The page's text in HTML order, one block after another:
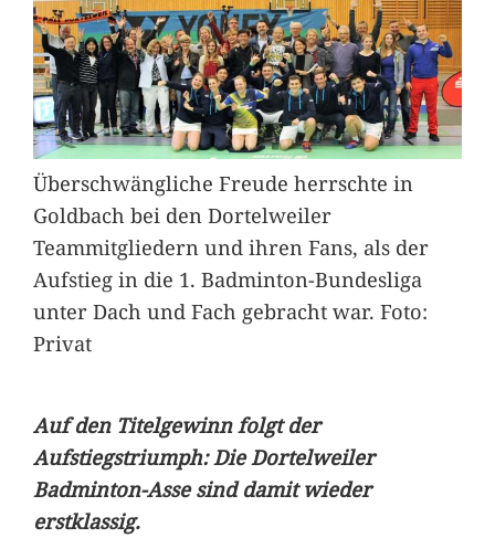
Überschwängliche Freude herrschte in
Goldbach bei den Dortelweiler
Teammitgliedern und ihren Fans, als der
Aufstieg in die 1. Badminton-Bundesliga
unter Dach und Fach gebracht war. Foto:
Privat
Auf den Titelgewinn folgt der
Aufstiegstriumph: Die Dortelweiler
Badminton-Asse sind damit wieder
erstklassig.